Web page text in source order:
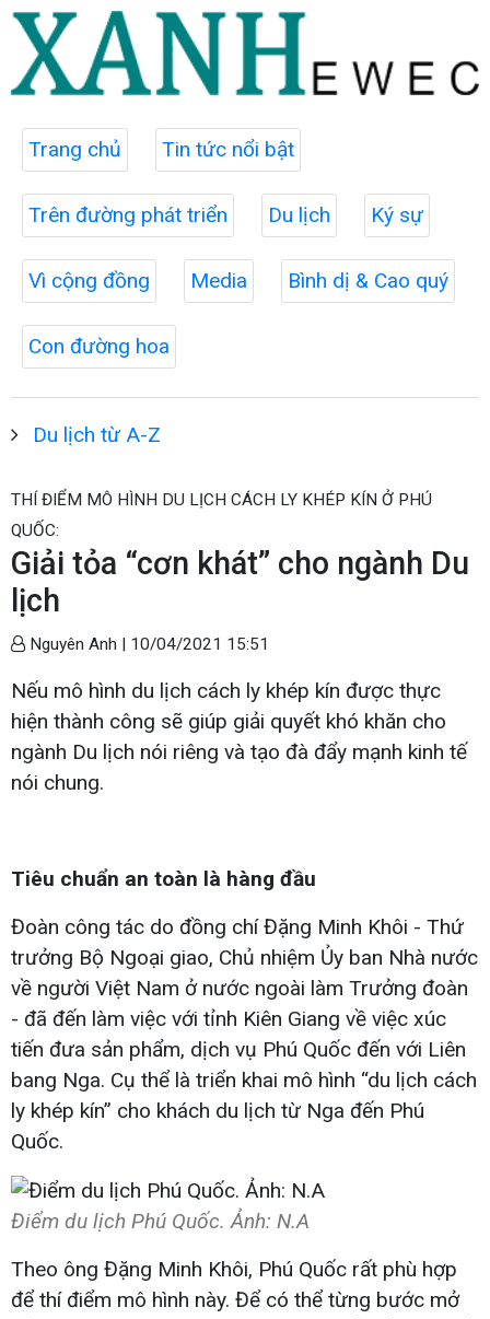
Trang chủ Tin tức nổi bật
Trên đường phát triển Du lịch Ký sự
Vì cộng đồng Media Bình dị & Cao quý
Con đường hoa
Du lịch từ A-Z
THÍ ĐIỂM MÔ HÌNH DU LỊCH CÁCH LY KHÉP KÍN Ở PHÚ
QUỐC:
Giải tỏa “cơn khát” cho ngành Du
lịch
Nguyên Anh | 10/04/2021 15:51
Nếu mô hình du lịch cách ly khép kín được thực
hiện thành công sẽ giúp giải quyết khó khăn cho
ngành Du lịch nói riêng và tạo đà đẩy mạnh kinh tế
nói chung.
Tiêu chuẩn an toàn là hàng đầu
Đoàn công tác do đồng chí Đặng Minh Khôi - Thứ
trưởng Bộ Ngoại giao, Chủ nhiệm Ủy ban Nhà nước
về người Việt Nam ở nước ngoài làm Trưởng đoàn
- đã đến làm việc với tỉnh Kiên Giang về việc xúc
tiến đưa sản phẩm, dịch vụ Phú Quốc đến với Liên
bang Nga. Cụ thể là triển khai mô hình “du lịch cách
ly khép kín” cho khách du lịch từ Nga đến Phú
Quốc.
Điểm du lịch Phú Quốc. Ảnh: N.A
Theo ông Đặng Minh Khôi, Phú Quốc rất phù hợp
để thí điểm mô hình này. Để có thể từng bước mở